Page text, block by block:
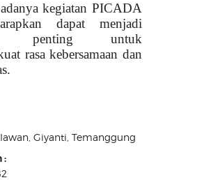
kegiatan PICADA
dapat menjadi
penting untuk
rasa kebersamaan dan
Giyanti, Temanggung
: